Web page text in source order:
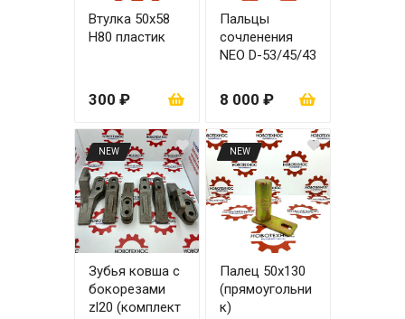
Втулка 50х58
Н80 пластик
300 ₽
Пальцы
сочленения
NEO D-53/45/43
подшипниками,
втулками и
фланцами
8 000 ₽
NEW
Зубья ковша с
бокорезами
zl20 (комплект
NEW
Палец 50х130
(прямоугольни
к)